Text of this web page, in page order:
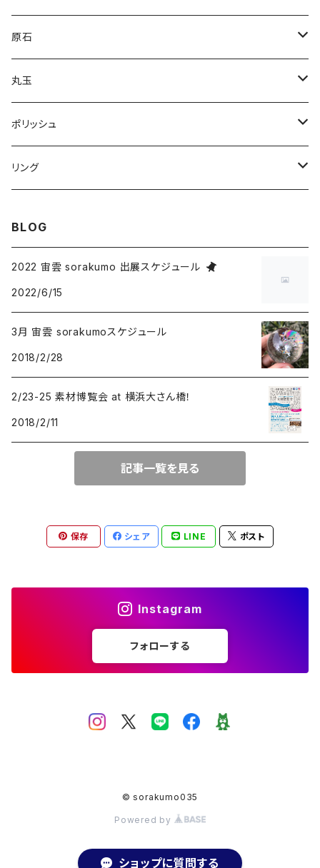
オーバル
スクエア
オーシャンジャスパー
ピンクスティルバイト
インカローズ
ボルダーオパール
クリソコラ
スクエア
ヌーマイト
スクエア
ターコイズ
スクエア
ブルー
ライトブルー
クリソプレーズ
オーバル
ドロップ
ティファニーストーン
オーバル
スクエア
K2ジャスパー
スクエア
ピンクラブラドライト
オーバル
チャロアイト
ドロップ
オーバル
ルチルクオーツ
オーバル
ピーターサイト
ホワイトラブラドライト
プルームアゲート
アバロンシェル
Nano Opal
原石
ハーキマーダイヤモンド
レムリアンシード
丸玉
ガーデンクォーツ
ゴールデンカルサイト
ポリッシュ
クォーツ
リング
BLOG
2022 宙雲 sorakumo 出展スケジュール
2022/6/15
3月 宙雲 sorakumoスケジュール
2018/2/28
2/23-25 素材博覧会 at 横浜大さん橋！
2018/2/11
記事一覧を見る
保存 シェア LINE ポスト
Instagram
フォローする
© sorakumo035
Powered by
ショップに質問する